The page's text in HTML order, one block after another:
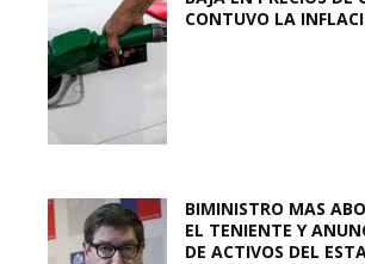
CONTUVO LA
BIMINISTRO MAS
EL TENIENTE Y
DE ACTIVOS DEL